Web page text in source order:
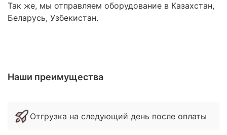
Так же, мы отправляем оборудование в Казахстан,
Беларусь, Узбекистан.
Наши преимущества
Отгрузка на следующий день после оплаты